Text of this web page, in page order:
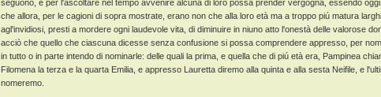
seguono, e per l'ascoltare nel tempo avvenire alcuna di loro possa prender vergogna, essendo
che allora, per le cagioni di sopra mostrate, erano non che alla loro età ma a troppo piú matura
agl'invidiosi, presti a mordere ogni laudevole vita, di diminuire in niuno atto l'onestà delle valorose
acciò che quello che ciascuna dicesse senza confusione si possa comprendere appresso, per
in tutto o in parte intendo di nominarle: delle quali la prima, e quella che di piú età era, Pampinea
Filomena la terza e la quarta Emilia, e appresso Lauretta diremo alla quinta e alla sesta Neifile, e
nomeremo.